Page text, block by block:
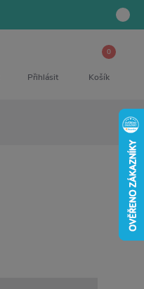
Přihlásit
0
Košík